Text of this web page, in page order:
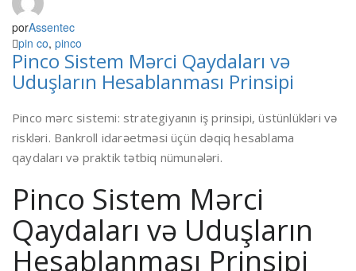
porAssentec
pin co, pinco
Pinco Sistem Mərci Qaydaları və
Uduşların Hesablanması Prinsipi
Pinco mərc sistemi: strategiyanın iş prinsipi, üstünlükləri və
riskləri. Bankroll idarəetməsi üçün dəqiq hesablama
qaydaları və praktik tətbiq nümunələri.
Pinco Sistem Mərci
Qaydaları və Uduşların
Hesablanması Prinsipi